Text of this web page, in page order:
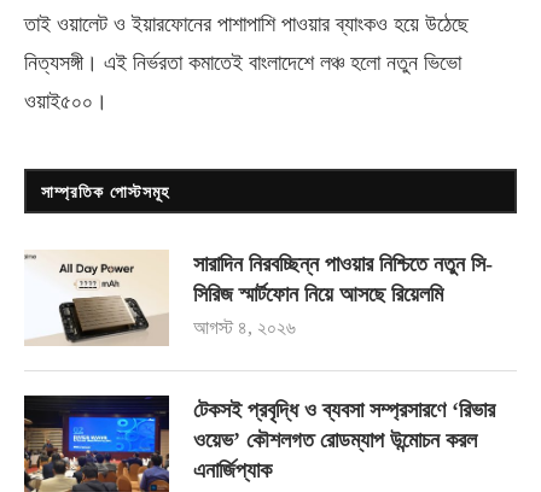
তাই ওয়ালেট ও ইয়ারফোনের পাশাপাশি পাওয়ার ব্যাংকও হয়ে উঠেছে
নিত্যসঙ্গী। এই নির্ভরতা কমাতেই বাংলাদেশে লঞ্চ হলো নতুন ভিভো
ওয়াই৫০০ ।
সাম্প্রতিক পোস্টসমূহ
সারাদিন নিরবচ্ছিন্ন পাওয়ার নিশ্চিতে নতুন সি-
সিরিজ স্মার্টফোন নিয়ে আসছে রিয়েলমি
আগস্ট ৪, ২০২৬
টেকসই প্রবৃদ্ধি ও ব্যবসা সম্প্রসারণে ‘রিভার
ওয়েভ’ কৌশলগত রোডম্যাপ উন্মোচন করল
এনার্জিপ্যাক